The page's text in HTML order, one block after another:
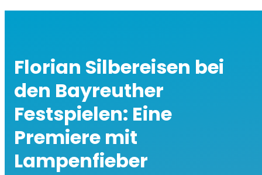
Florian Silbereisen bei
den Bayreuther
Festspielen: Eine
Premiere mit
Lampenfieber